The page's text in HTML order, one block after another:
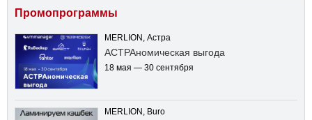
Промопрограммы
MERLION, Астра
АСТРАномическая выгода
18 мая — 30 сентября
MERLION, Buro